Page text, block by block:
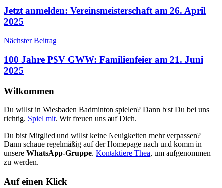
Jetzt anmelden: Vereinsmeisterschaft am 26. April
2025
Nächster Beitrag
100 Jahre PSV GWW: Familienfeier am 21. Juni
2025
Wilkommen
Du willst in Wiesbaden Badminton spielen? Dann bist Du bei uns
richtig. Spiel mit. Wir freuen uns auf Dich.
Du bist Mitglied und willst keine Neuigkeiten mehr verpassen?
Dann schaue regelmäßig auf der Homepage nach und komm in
unsere WhatsApp-Gruppe. Kontaktiere Thea, um aufgenommen
zu werden.
Auf einen Klick